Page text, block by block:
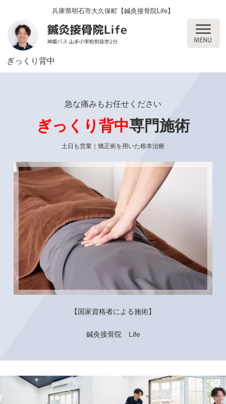
兵庫県明石市大久保町【鍼灸接骨院Life】
ぎっくり背中
急な痛みもお任せください
ぎっくり背中専門施術
土日も営業｜矯正術を用いた根本治療
【国家資格者による施術】
鍼灸接骨院 Life